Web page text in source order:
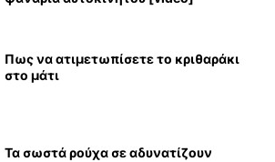
Πως να ατιμετωπίσετε το κριθαράκι
στο μάτι
Τα σωστά ρούχα σε αδυνατίζουν